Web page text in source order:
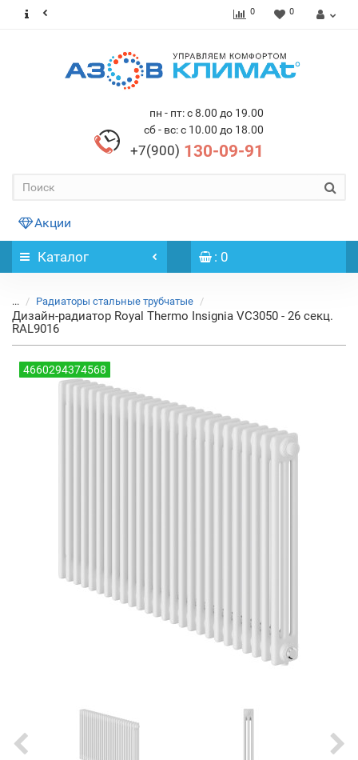
0 0
пн - пт: с 8.00 до 19.00
сб - вс: с 10.00 до 18.00
+7(900) 130-09-91
Акции
Каталог : 0
... Радиаторы стальные трубчатые
Дизайн-радиатор Royal Thermo Insignia VC3050 - 26 секц.
RAL9016
4660294374568